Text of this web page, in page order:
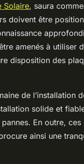
Solaire, saura
doivent être
amenés à utiliser
disposition des
de l’installation
solide et
En outre,
ainsi une